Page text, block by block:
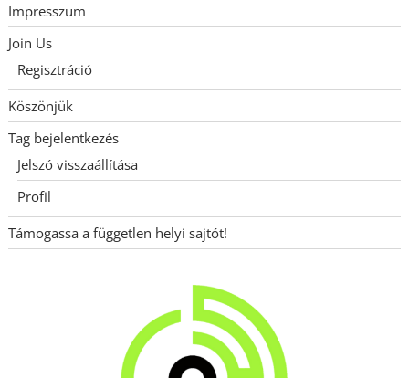
Impresszum
Join Us
Regisztráció
Köszönjük
Tag bejelentkezés
Jelszó visszaállítása
Profil
Támogassa a független helyi sajtót!